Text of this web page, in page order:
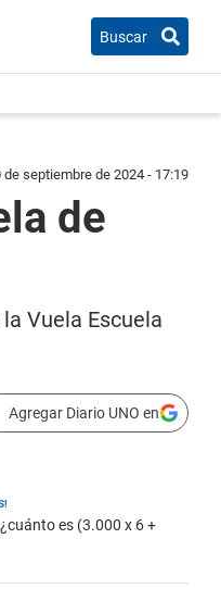
Buscar
de septiembre de 2024 - 17:19
de
Vuela Escuela
Agregar Diario UNO en
es (3.000 x 6 +